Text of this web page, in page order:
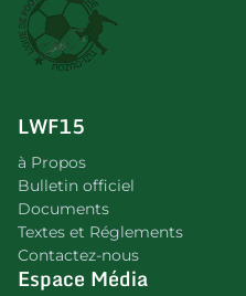
LWF15
à Propos
Bulletin officiel
Documents
Textes et Réglements
Contactez-nous
Espace Média